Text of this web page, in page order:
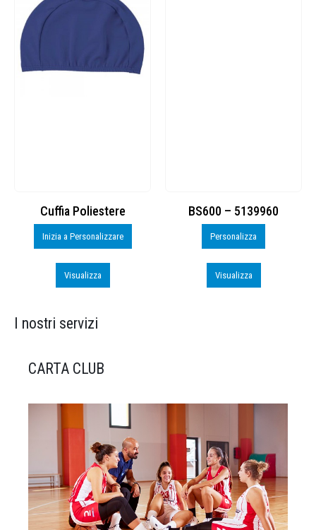
Cuffia Poliestere
Inizia a Personalizzare
Visualizza
BS600 – 5139960
Personalizza
Visualizza
I nostri servizi
CARTA CLUB